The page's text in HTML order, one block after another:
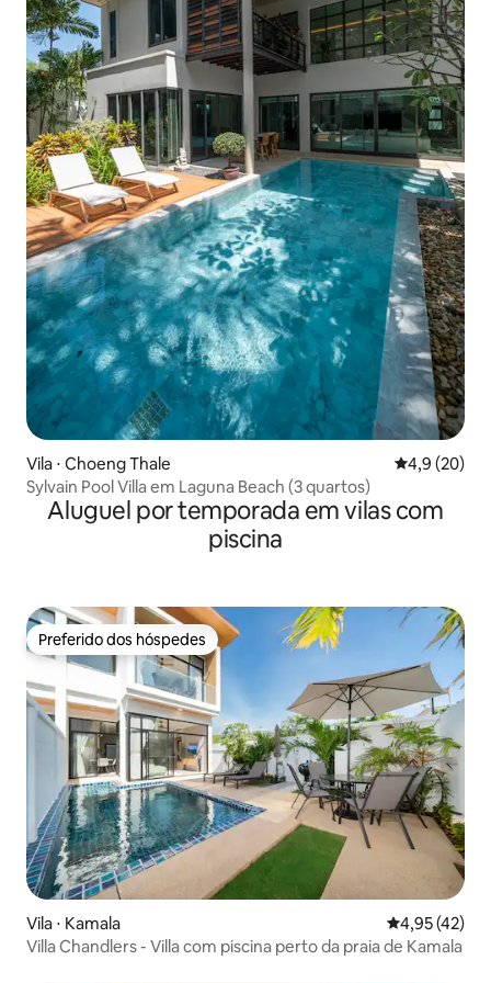
Vila ⋅ Choeng Thale 4,9 de uma
4,9 (20)
Sylvain Pool Villa em Laguna Beach (3 quartos)
Aluguel por temporada em vilas com
piscina
Preferido dos hóspedes
Preferido dos hóspedes
Vila ⋅ Kamala 4,95 de uma
4,95 (42)
Villa Chandlers - Villa com piscina perto da praia de Kamala